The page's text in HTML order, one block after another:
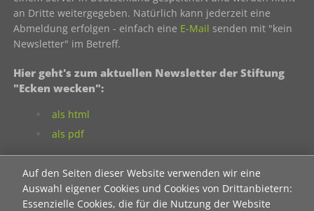
Auf den Seiten dieser Website verwenden wir eine
Auswahl eigener Cookies und Cookies von Drittanbietern:
Essenzielle Cookies, die für die Nutzung der Website
an Dritte weitergegeben. Natürlich kann jederzeit eine
Abmeldung erfolgen - einfach eine E-Mail senden mit "kein
Newsletter" im Betreff.
Hier geht's zum aktuellen Newsletter der Stiftung
"Ecken wecken":
als html
als pdf
Neuanmeldung zum Newsletter der Stiftung "Ecken
wecken":